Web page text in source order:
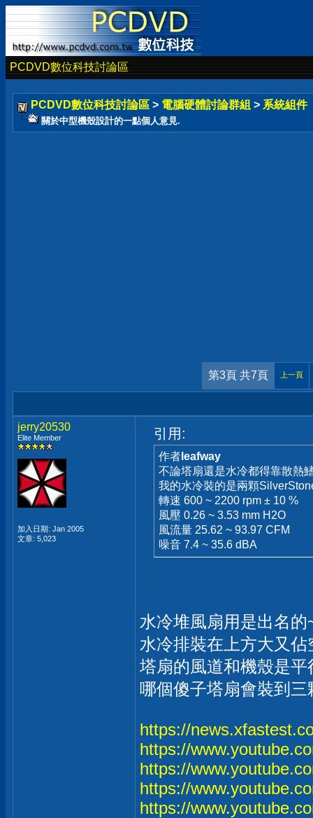
PCDVD數位科技討論區
PCDVD數位科技討論區 > 電腦硬體討論群組 > 系統組件
關於中型機殼設計的一點個人意見.
第3頁 共7頁 上一頁
jerry20530
Elite Member
加入日期: Jan 2005
文章: 5,023
引用:
作者 leafway
不論塔扇還是水冷都得靠散熱
我的水冷裝的是兩顆
轉速 600 ~ 2200 rpm ± 10 %
風壓 0.26 ~ 3.53 mm H2O
風流量 25.62 ~ 93.97 CFM
噪音 7.4 ~ 35.6 dBA
水冷堆風扇用是出名
水冷排裝在上方大又
塔扇的風道和機殼是
哪個傻子塔扇會裝到
https://
https://
https://
https://
https://